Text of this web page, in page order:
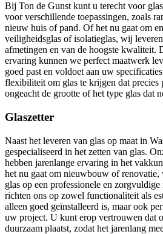
Bij Ton de Gunst kunt u terecht voor
voor verschillende toepassingen, zoals
nieuw huis of pand. Of het nu gaat om
veiligheidsglas of isolatieglas, wij
afmetingen en van de hoogste kwaliteit.
ervaring kunnen we perfect maatwerk
goed past en voldoet aan uw
flexibiliteit om glas te krijgen dat precies
ongeacht de grootte of het type glas dat
Glaszetter
Naast het leveren van glas op maat in
gespecialiseerd in het zetten van glas.
hebben jarenlange ervaring in het
het nu gaat om nieuwbouw of
glas op een professionele en
richten ons op zowel functionaliteit als
alleen goed geïnstalleerd is, maar ook
uw project. U kunt erop vertrouwen dat
duurzaam plaatst, zodat het jarenlang